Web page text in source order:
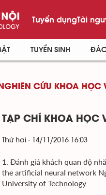
Tuyển dụngTài
TUYỂN SINH
CỨU KHOA HỌC
TẠP CHÍ KHOA HỌC
Thứ hai - 14/11/2016 16:03
1. Đánh giá khách quan độ
the artificial neural network
University of Technology